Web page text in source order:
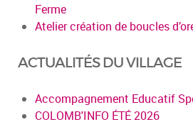
Ferme
Atelier création de boucles
ACTUALITÉS DU VILLAGE
Accompagnement Educatif
COLOMB'INFO ÉTÉ 2026